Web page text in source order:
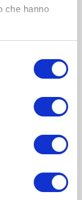
che hanno